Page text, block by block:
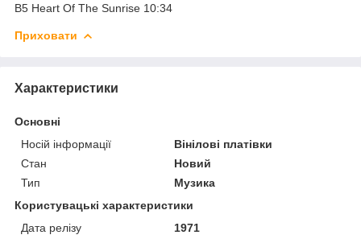
B5 Heart Of The Sunrise 10:34
Приховати
Характеристики
Основні
Носій інформації
Вінілові платівки
Стан
Новий
Тип
Музика
Користувацькі характеристики
Дата релізу
1971